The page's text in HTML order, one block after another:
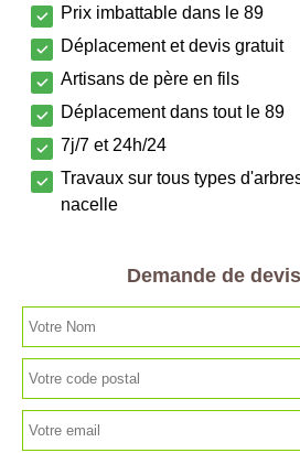
Prix imbattable dans le 89
Déplacement et devis gratuit
Artisans de père en fils
Déplacement dans tout le 89
7j/7 et 24h/24
Travaux sur tous types
nacelle
Demande de